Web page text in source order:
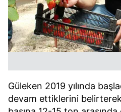
Güleken 2019 yılında
devam ettiklerini